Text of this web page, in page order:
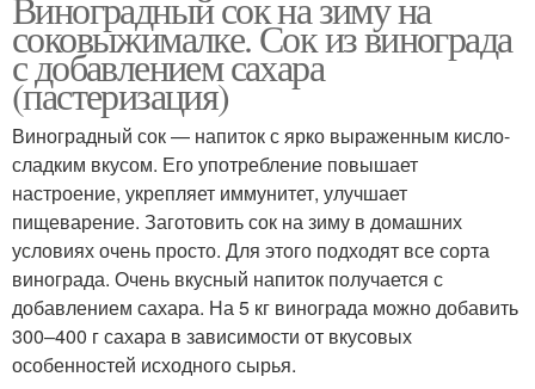
соковыжималке. Сок из винограда
с добавлением сахара
(пастеризация)
Виноградный сок — напиток с ярко выраженным кисло-
сладким вкусом. Его употребление повышает
настроение, укрепляет иммунитет, улучшает
пищеварение. Заготовить сок на зиму в домашних
условиях очень просто. Для этого подходят все сорта
винограда. Очень вкусный напиток получается с
добавлением сахара. На 5 кг винограда можно добавить
300–400 г сахара в зависимости от вкусовых
особенностей исходного сырья.